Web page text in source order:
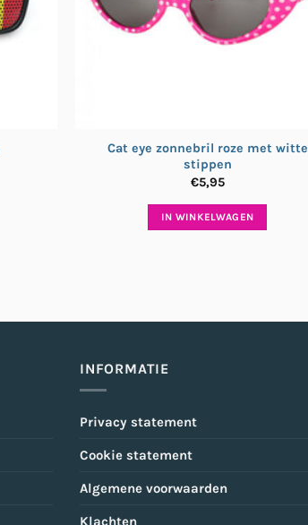
Cat eye zonnebril roze met witte
stippen
€5,95
IN WINKELWAGEN
INFORMATIE
Privacy statement
Cookie statement
Algemene voorwaarden